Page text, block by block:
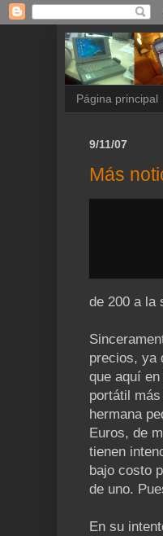
Página principal
9/11/07
Más
de 200 a la
precios, ya
que aquí
portátil
hermana
Euros, de
tienen
bajo costo
de uno.
En su